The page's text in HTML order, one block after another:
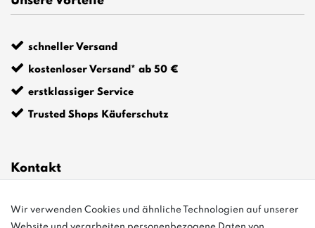
schneller Versand
kostenloser Versand* ab 50 €
erstklassiger Service
Trusted Shops Käuferschutz
Kontakt
info@bonvenon.de
Wir verwenden Cookies und ähnliche Technologien auf unserer